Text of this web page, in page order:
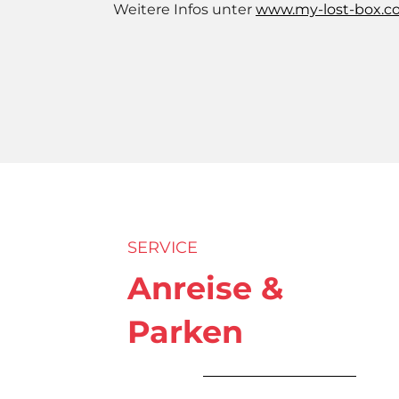
Weitere Infos unter www.my-lost-
SERVICE
Anreise &
Parken